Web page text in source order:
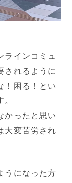
ラインコミュ
されるように
！困る！とい
かったと思い
大変苦労され
うになった方